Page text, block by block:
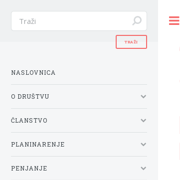
NASLOVNICA
O DRUŠTVU
ČLANSTVO
PLANINARENJE
PENJANJE